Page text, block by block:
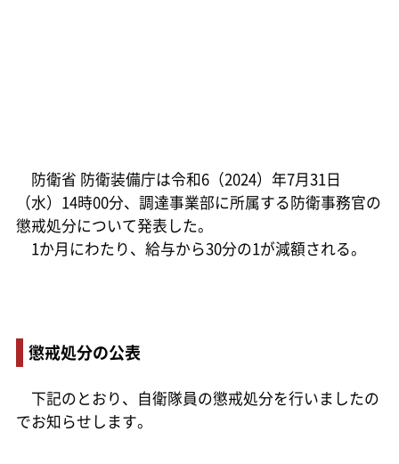
防衛省 防衛装備庁は令和6（2024）年7月31日
（水）14時00分、調達事業部に所属する防衛事務官の
懲戒処分について発表した。
1か月にわたり、給与から30分の1が減額される。
懲戒処分の公表
下記のとおり、自衛隊員の懲戒処分を行いましたの
でお知らせします。